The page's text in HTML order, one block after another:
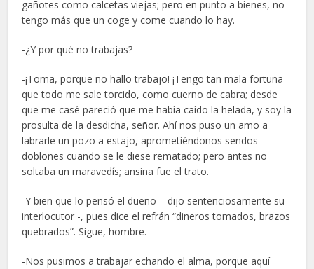
gañotes como calcetas viejas; pero en punto a bienes, no
tengo más que un coge y come cuando lo hay.
-¿Y por qué no trabajas?
-¡Toma, porque no hallo trabajo! ¡Tengo tan mala fortuna
que todo me sale torcido, como cuerno de cabra; desde
que me casé pareció que me había caído la helada, y soy la
prosulta de la desdicha, señor. Ahí nos puso un amo a
labrarle un pozo a estajo, aprometiéndonos sendos
doblones cuando se le diese rematado; pero antes no
soltaba un maravedís; ansina fue el trato.
-Y bien que lo pensó el dueño – dijo sentenciosamente su
interlocutor -, pues dice el refrán “dineros tomados, brazos
quebrados”. Sigue, hombre.
-Nos pusimos a trabajar echando el alma, porque aquí